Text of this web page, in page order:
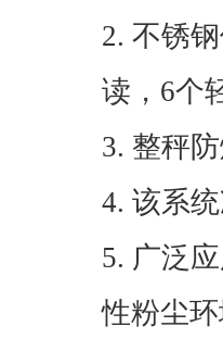
2. 不锈
读，6个
3. 整秤
4. 该系
5. 广泛
性粉尘